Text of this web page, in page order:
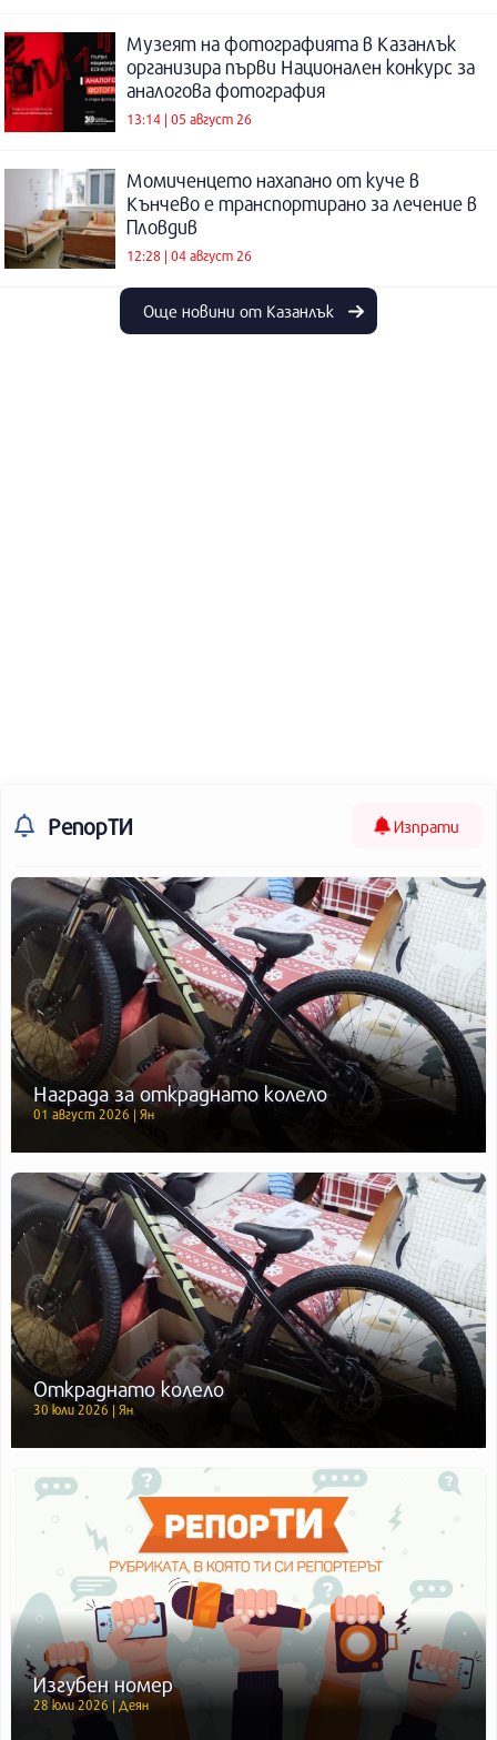
Музеят на фотографията в Казанлък
организира първи Национален конкурс за
аналогова фотография
13:14 | 05 август 26
Момиченцето нахапано от куче в
Кънчево е транспортирано за лечение в
Пловдив
12:28 | 04 август 26
Още новини от Казанлък
РепорТИ Изпрати
Награда за откраднато колело
01 август 2026 | Ян
Откраднато колело
30 юли 2026 | Ян
Изгубен номер
28 юли 2026 | Деян